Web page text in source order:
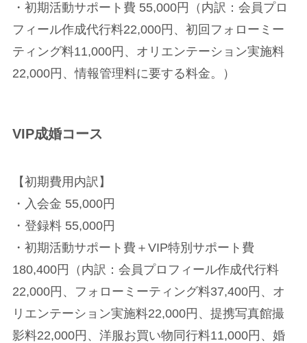
・初期活動サポート費 55,000円（内訳：会員プロ
フィール作成代行料22,000円、初回フォローミー
ティング料11,000円、オリエンテーション実施料
22,000円、情報管理料に要する料金。）
VIP成婚コース
【初期費用内訳】
・入会金 55,000円
・登録料 55,000円
・初期活動サポート費＋VIP特別サポート費
180,400円（内訳：会員プロフィール作成代行料
22,000円、フォローミーティング料37,400円、オ
リエンテーション実施料22,000円、提携写真館撮
影料22,000円、洋服お買い物同行料11,000円、婚